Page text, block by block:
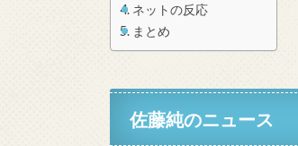
ネットの反応
まとめ
佐藤純のニュース